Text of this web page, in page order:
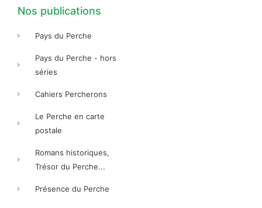
Nos publications
Pays du Perche
Pays du Perche - hors
séries
Cahiers Percherons
Le Perche en carte
postale
Romans historiques,
Trésor du Perche...
Présence du Perche